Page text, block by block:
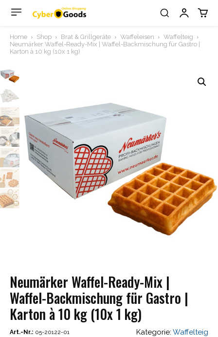
Home Shop Brat & Grillgeräte Waffeleisen
Waffelteig
Neumärker Waffel-Ready-Mix | Waffel-Backmischung für Gastro |
Karton à 10 kg (10x 1 kg)
Neumärker Waffel-Ready-Mix |
Waffel-Backmischung für Gastro |
Karton à 10 kg (10x 1 kg)
Art.-Nr.: 05-20122-01 Kategorie: Waffelteig